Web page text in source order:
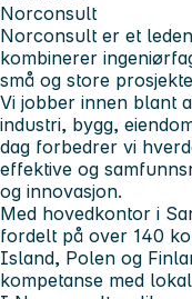
Norconsult
Norconsult er et
kombinerer
små og store
Vi jobber innen blant
industri, bygg,
dag forbedrer vi
effektive og
og innovasjon.
Med hovedkontor i
fordelt på over 140
Island, Polen og
kompetanse med